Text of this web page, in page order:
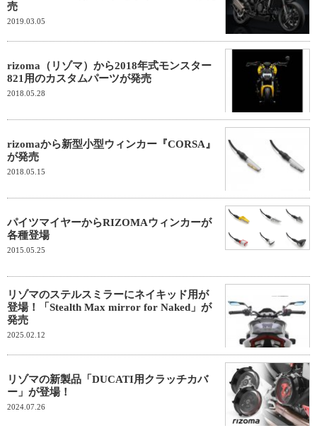
売
2019.03.05
rizoma（リゾマ）から2018年式モンスター
821用のカスタムパーツが発売
2018.05.28
rizomaから新型小型ウィンカー『CORSA』
が発売
2018.05.15
パイツマイヤーからRIZOMAウィンカーが
各種登場
2015.05.25
リゾマのステルスミラーにネイキッド用が
登場！「Stealth Max mirror for Naked」が
発売
2025.02.12
リゾマの新製品「DUCATI用クラッチカバ
ー」が登場！
2024.07.26